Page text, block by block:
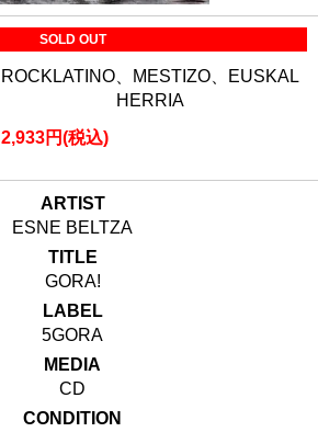
SOLD OUT
ROCKLATINO、MESTIZO、EUSKAL
HERRIA
2,933円(税込)
ARTIST
ESNE BELTZA
TITLE
GORA!
LABEL
5GORA
MEDIA
CD
CONDITION